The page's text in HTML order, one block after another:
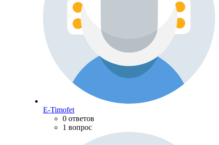
E-Timofet
0 ответов
1 вопрос